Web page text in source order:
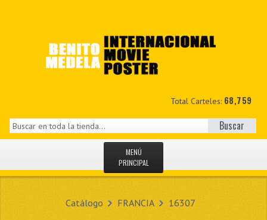
Total Carteles: 68,759
Buscar
MENÚ
PRINCIPAL
Catálogo FRANCIA 16307